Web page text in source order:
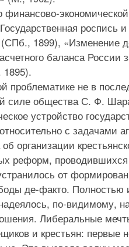
роспись
1899), «Изменение
баланса
проблематике не в
силе общества С. Ф.
устройство
с задачами
организации
реформ,
от
де-факто. Полностью
по-видимому,
Либеральные
и крестьян: первые